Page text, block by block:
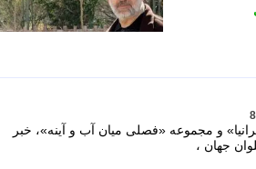
و مجموعه «فصلی میان آب و آینه»، خبر
جهان ،